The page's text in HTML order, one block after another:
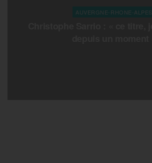
AUVERGNE-RHONE-ALPES